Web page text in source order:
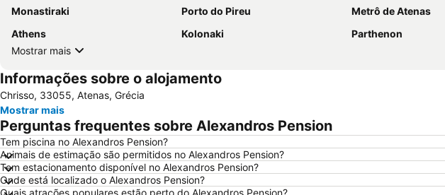
Monastiraki
Porto do Pireu Metrô de Atenas
Athens
Kolonaki Parthenon
Mostrar mais
Informações sobre o alojamento
Chrisso, 33055, Atenas, Grécia
Mostrar mais
Perguntas frequentes sobre Alexandros Pension
Tem piscina no Alexandros Pension?
Animais de estimação são permitidos no Alexandros Pension?
Tem estacionamento disponível no Alexandros Pension?
Onde está localizado o Alexandros Pension?
Quais atrações populares estão perto do Alexandros Pension?